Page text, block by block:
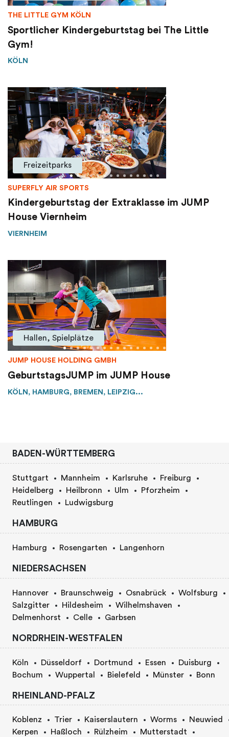
THE LITTLE GYM KÖLN
Sportlicher Kindergeburtstag bei The Little
Gym!
KÖLN
Freizeitparks
SUPERFLY AIR SPORTS
Kindergeburtstag der Extraklasse im JUMP
House Viernheim
VIERNHEIM
Hallen, Spielplätze
JUMP HOUSE HOLDING GMBH
GeburtstagsJUMP im JUMP House
KÖLN, HAMBURG, BREMEN, LEIPZIG...
BADEN-WÜRTTEMBERG
Stuttgart Mannheim Karlsruhe
Freiburg
Heidelberg
Heilbronn Ulm
Pforzheim
Reutlingen
Ludwigsburg
HAMBURG
Hamburg Rosengarten Langenhorn
NIEDERSACHSEN
Hannover Braunschweig Osnabrück
Wolfsburg
Salzgitter
Hildesheim
Wilhelmshaven
Delmenhorst
Celle Garbsen
NORDRHEIN-WESTFALEN
Köln Düsseldorf Dortmund Essen
Duisburg
Bochum
Wuppertal Bielefeld Münster Bonn
RHEINLAND-PFALZ
Koblenz Trier Kaiserslautern Worms
Neuwied
Kerpen
Haßloch Rülzheim
Mutterstadt